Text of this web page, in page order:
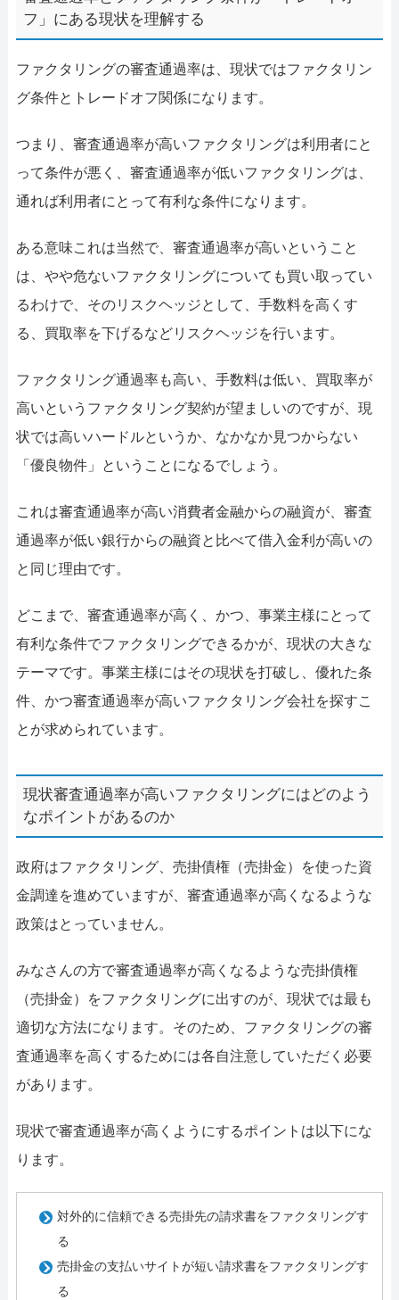
フ」にある現状を理解する
ファクタリングの審査通過率は、現状ではファクタリン
グ条件とトレードオフ関係になります。
つまり、審査通過率が高いファクタリングは利用者にと
って条件が悪く、審査通過率が低いファクタリングは、
通れば利用者にとって有利な条件になります。
ある意味これは当然で、審査通過率が高いということ
は、やや危ないファクタリングについても買い取ってい
るわけで、そのリスクヘッジとして、手数料を高くす
る、買取率を下げるなどリスクヘッジを行います。
ファクタリング通過率も高い、手数料は低い、買取率が
高いというファクタリング契約が望ましいのですが、現
状では高いハードルというか、なかなか見つからない
「優良物件」ということになるでしょう。
これは審査通過率が高い消費者金融からの融資が、審査
通過率が低い銀行からの融資と比べて借入金利が高いの
と同じ理由です。
どこまで、審査通過率が高く、かつ、事業主様にとって
有利な条件でファクタリングできるかが、現状の大きな
テーマです。事業主様にはその現状を打破し、優れた条
件、かつ審査通過率が高いファクタリング会社を探すこ
とが求められています。
現状審査通過率が高いファクタリングにはどのよう
なポイントがあるのか
政府はファクタリング、売掛債権（売掛金）を使った資
金調達を進めていますが、審査通過率が高くなるような
政策はとっていません。
みなさんの方で審査通過率が高くなるような売掛債権
（売掛金）をファクタリングに出すのが、現状では最も
適切な方法になります。そのため、ファクタリングの審
査通過率を高くするためには各自注意していただく必要
があります。
現状で審査通過率が高くようにするポイントは以下にな
ります。
対外的に信頼できる売掛先の請求書をファクタリングす
る
売掛金の支払いサイトが短い請求書をファクタリングす
る